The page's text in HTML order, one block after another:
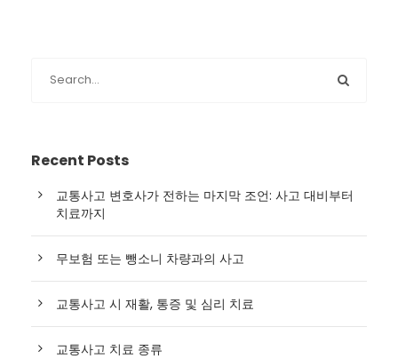
Recent Posts
교통사고 변호사가 전하는 마지막 조언: 사고 대비부터
치료까지
무보험 또는 뺑소니 차량과의 사고
교통사고 시 재활, 통증 및 심리 치료
교통사고 치료 종류